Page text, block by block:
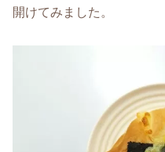
開けてみました。